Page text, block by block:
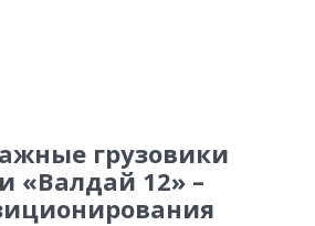
грузовики
«Валдай 12» –